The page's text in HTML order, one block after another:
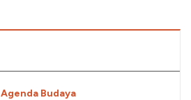
Agenda Budaya